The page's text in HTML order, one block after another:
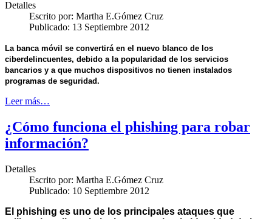
Detalles
Escrito por: Martha E.Gómez Cruz
Publicado: 13 Septiembre 2012
La banca móvil se convertirá en el nuevo blanco de los
ciberdelincuentes, debido a la popularidad de los servicios
bancarios y a que muchos dispositivos no tienen instalados
programas de seguridad.
Leer más…
¿Cómo funciona el phishing para robar
información?
Detalles
Escrito por: Martha E.Gómez Cruz
Publicado: 10 Septiembre 2012
El phishing es uno de los principales ataques que